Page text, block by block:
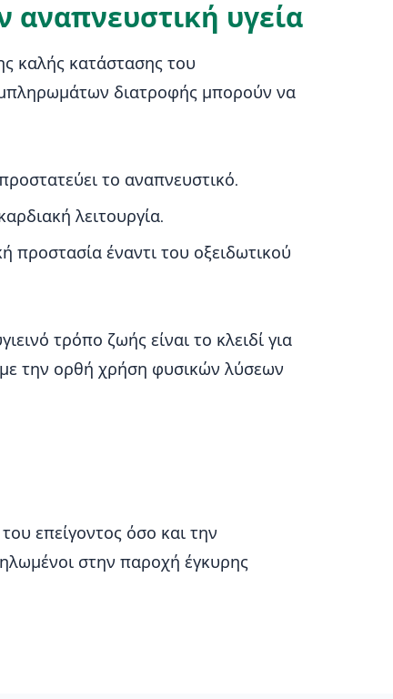
υγεία
καλής κατάστασης του
διατροφής μπορούν να
το αναπνευστικό.
λειτουργία.
προστασία έναντι του οξειδωτικού
τρόπο ζωής είναι το κλειδί για
την ορθή χρήση φυσικών λύσεων
επείγοντος όσο και την
στην παροχή έγκυρης